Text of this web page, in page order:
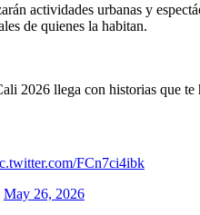
actividades urbanas y
de quienes la habitan.
2026 llega con historias que te
FCn7ci4ibk
May 26, 2026